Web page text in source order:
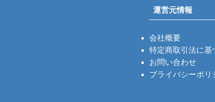
運営元情報
会社概要
特定商取引法に基
お問い合わせ
プライバシーポリ